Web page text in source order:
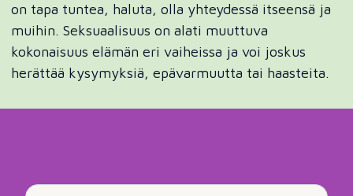
on tapa tuntea, haluta, olla yhteydessä itseensä ja
muihin. Seksuaalisuus on alati muuttuva
kokonaisuus elämän eri vaiheissa ja voi joskus
herättää kysymyksiä, epävarmuutta tai haasteita.